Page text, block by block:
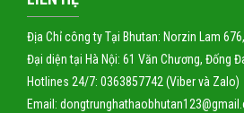
Địa Chỉ công ty Tại Bhutan: Norzin Lam
Đại diện tại Hà Nội: 61 Văn Chương, Đống
Hotlines 24/7: 0363857742 (Viber và Zalo)
Email: